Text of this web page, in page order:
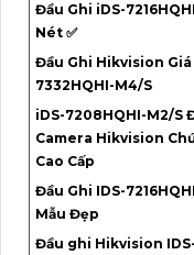
Đầu Ghi iDS-
Nét ✅
Đầu Ghi Hikvision Giá
7332HQHI-M4/S
iDS-7208HQHI-M2/S
Camera Hikvision
Cao Cấp
Đầu Ghi IDS-
Mẫu Đẹp
Đầu ghi Hikvision IDS-